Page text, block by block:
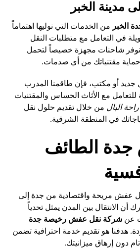
مدينة الخبر
الخبر من الخدمات التي نوليها اهتماماً
في التعامل مع متطلبات النقل
شاحنات مجهزة خصيصاً لتحمل
مقتنياتك من أي صدمات.
جديد أو مكتب، فإن طاقمنا المدرب
للتعامل مع الأثاث الحساس والمقتنيات
البال من خلال تقديم حلول نقل
في المنطقة الشرقية.
الطائف
عفش مريحة واقتصادية من جدة إلى
أن الانتقال بين المدن يمثل تحدياً
عنشركة نقل عفش رخيصة جدة
هدفنا هو تقديم خدمة احترافية تضمن
دون إرهاق ميزانيتك.